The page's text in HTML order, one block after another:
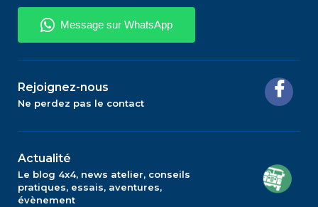
Rejoignez-nous
Ne perdez pas le contact
Actualité
Le blog 4x4, news atelier, conseils
pratiques, essais, aventures,
évènement